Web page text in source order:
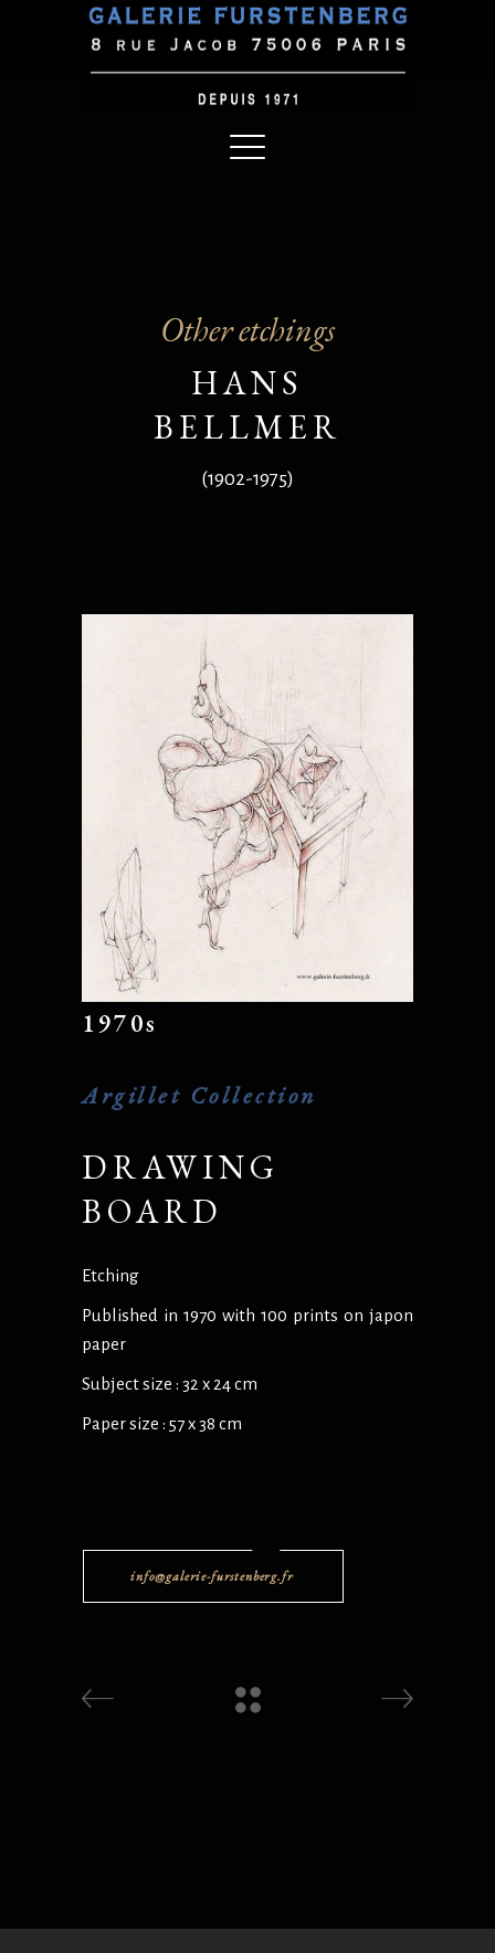
Other etchings
HANS
BELLMER
(1902-1975)
1970s
Argillet Collection
DRAWING
BOARD
Etching
Published in 1970 with 100 prints on japon
paper
Subject size : 32 x 24 cm
Paper size : 57 x 38 cm
info@galerie-furstenberg.fr